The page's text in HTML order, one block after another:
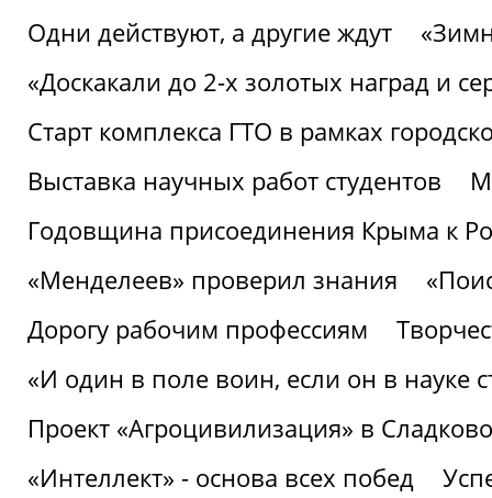
Одни действуют, а другие ждут
«Доскакали до 2-х золотых наград и
Старт комплекса ГТО в рамках
Выставка научных работ студентов
Годовщина присоединения Крыма к
«Менделеев» проверил знания
Дорогу рабочим профессиям
«И один в поле воин, если он в науке
Проект «Агроцивилизация» в Сладково
«Интеллект» - основа всех побед